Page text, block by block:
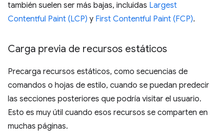
también suelen ser más bajas, incluidas Largest
Contentful Paint (LCP) y First Contentful Paint (FCP).
Carga previa de recursos estáticos
Precarga recursos estáticos, como secuencias de
comandos o hojas de estilo, cuando se puedan predecir
las secciones posteriores que podría visitar el usuario.
Esto es muy útil cuando esos recursos se comparten en
muchas páginas.